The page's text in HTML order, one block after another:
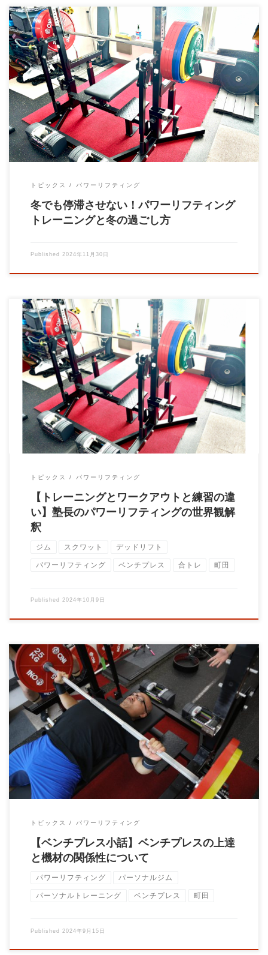
大石力塾塾長の大石圭太朗です！ なぜ冬のパワーリフティング
トレーニングが重要なのか？ 寒い冬は、運動 […]
トピックス パワーリフティング
冬でも停滞させない！パワーリフティング
トレーニングと冬の過ごし方
Published 2024年11月30日
パーソナルトレーニングジムBrain大石力塾の大石です！ Power
to You！！ パワーリフテ […]
トピックス パワーリフティング
【トレーニングとワークアウトと練習の違
い】塾長のパワーリフティングの世界観解
釈
ジム スクワット デッドリフト
パワーリフティング ベンチプレス 合トレ 町田
Published 2024年10月9日
Brain大石力塾の塾長の大石です！ ベンチプレスはバーベルラッ
クがないと行えない種目です。 この記 […]
トピックス パワーリフティング
【ベンチプレス小話】ベンチプレスの上達
と機材の関係性について
パワーリフティング パーソナルジム
パーソナルトレーニング ベンチプレス 町田
Published 2024年9月15日